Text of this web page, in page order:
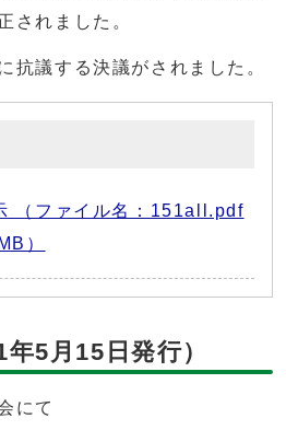
されました。
抗議する決議がされました。
（ファイル名：151all.pdf
）
5月15日発行）
にて